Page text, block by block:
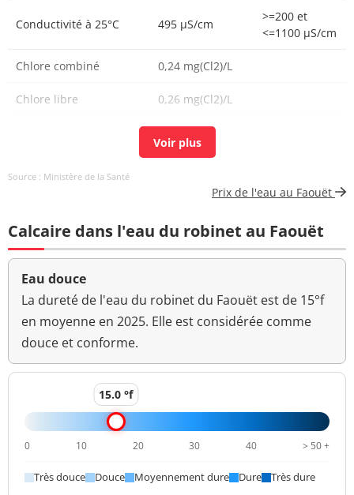
Conductivité à 25°C 495 µS/cm
>=200 et
<=1100 µS/cm
Chlore combiné 0,24 mg(Cl2)/L
Chlore libre 0,26 mg(Cl2)/L
0,5 mg(Cl2)/L
<5 mg(Pt)/L <=15 mg(Pt)/L
Couleur (qualitatif)
Aucun
changement
Bactéries coliformes
0 n/(100mL) <=0 n/(100mL)
Coliformes
thermotolérants/100ml-
0 n/(100mL) <=0 n/(100mL)
Fer total 3,1 µg/L <=200 µg/L
Bact. aér. revivifiables à
Source : Ministère de la Santé
Prix de l'eau au Faouët
Calcaire dans l'eau du robinet au Faouët
Eau douce
La dureté de l'eau du robinet du Faouët est de 15°f
en moyenne en 2025. Elle est considérée comme
douce et conforme.
15.0 °f
0 10 20 30 40 > 50 +
Très douce Douce Moyennement dure Dure Très dure